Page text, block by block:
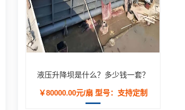
液压升降坝是什么？多少钱一套？
￥80000.00元/扇型号：支持定制